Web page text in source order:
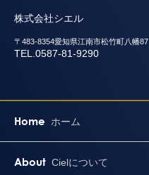
株式会社シエル
〒483-8354愛知県江南市松竹町八幡87
TEL.0587-81-9290
Home ホーム
About Cielについて